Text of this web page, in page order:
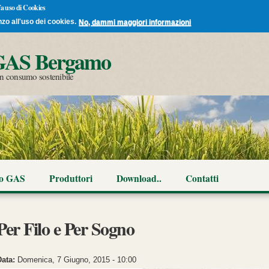
uso di Cookies
all'uso dei cookies. No, dammi maggiori informazioni
principale
Bergamo
consumo sostenibile
GAS Produttori Download.. Contatti
Filo e Per Sogno
Domenica, 7 Giugno, 2015 - 10:00